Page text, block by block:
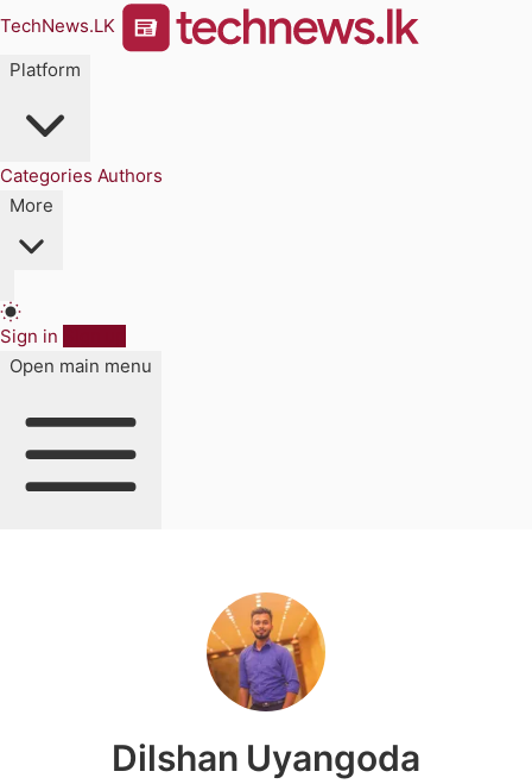
TechNews.LK
Platform
Categories Authors
More
Sign in
Open main menu
Dilshan Uyangoda